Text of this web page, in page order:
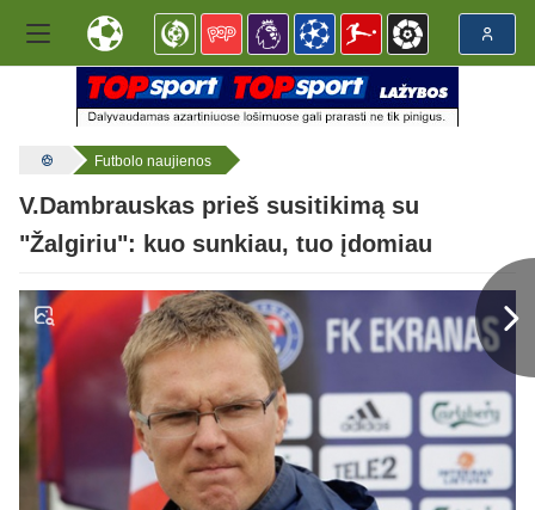
Futbolo naujienos
V.Dambrauskas prieš susitikimą su
"Žalgiriu": kuo sunkiau, tuo įdomiau